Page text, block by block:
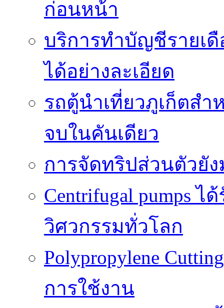
ก่อนหน้า
บริการทำบัญชีรายเ
ได้อย่างละเอียด
รถตู้นำเที่ยวภูเก็ตสำ
จบในคันเดียว
การจัดทริปส่วนตัวยั
Centrifugal pumps
วิศวกรรมทั่วโลก
Polypropylene
การใช้งาน